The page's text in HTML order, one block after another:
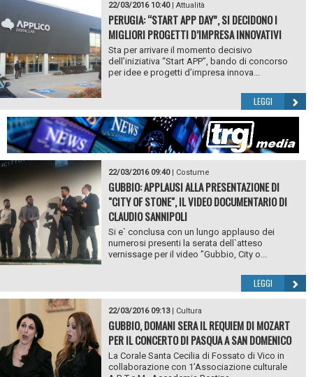
22/03/2016 10:40| Attualità
PERUGIA: “START APP DAY”, SI DECIDONO I
MIGLIORI PROGETTI D’IMPRESA INNOVATIVI
Sta per arrivare il momento decisivo
dell’iniziativa “Start APP”, bando di concorso
per idee e progetti d’impresa innova...
LEGGI
22/03/2016 09:40| Costume
GUBBIO: APPLAUSI ALLA PRESENTAZIONE DI
"CITY OF STONE", IL VIDEO DOCUMENTARIO DI
CLAUDIO SANNIPOLI
Si e` conclusa con un lungo applauso dei
numerosi presenti la serata dell`atteso
vernissage per il video "Gubbio, City o...
LEGGI
22/03/2016 09:13| Cultura
GUBBIO, DOMANI SERA IL REQUIEM DI MOZART
PER IL CONCERTO DI PASQUA A SAN DOMENICO
La Corale Santa Cecilia di Fossato di Vico in
collaborazione con 1’Associazione culturale